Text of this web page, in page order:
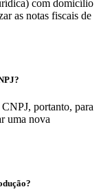
com domicílio
as notas fiscais de
portanto, para
uma nova